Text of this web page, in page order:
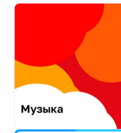
Екатеринбург
Калининград
Калуга